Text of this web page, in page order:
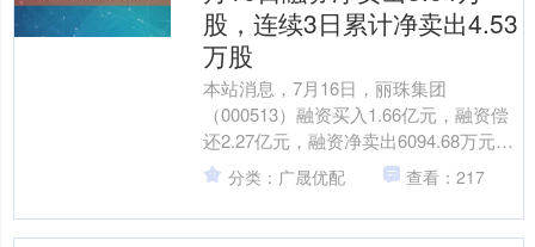
股，连续3日累计净卖出4.53
万股
本站消息，7月16日，丽珠集团
（000513）融资买入1.66亿元，融资偿
还2.27亿元，融资净卖出6094.68万元，
融资余额5.38亿元，近20个交易日中
有....
分类：广晟优配 查看：217